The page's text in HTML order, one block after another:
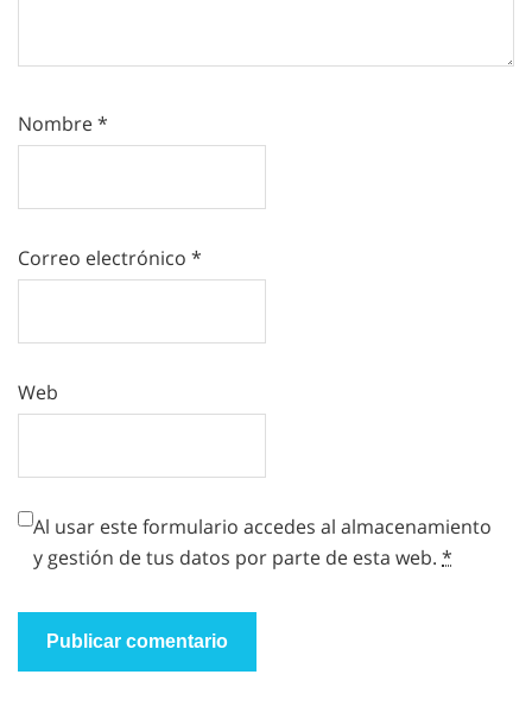
Nombre*
Correo electrónico *
Web
Al usar este formulario accedes al almacenamiento
y gestión de tus datos por parte de esta web. *